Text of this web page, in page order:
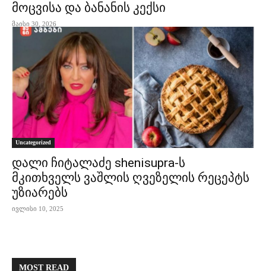
მოცვისა და ბანანის კექსი
მაისი 30, 2026
Uncategorized
დალი ჩიტალაძე shenisupra-ს
მკითხველს ვაშლის ღვეზელის რეცეპტს
უზიარებს
ივლისი 10, 2025
MOST READ